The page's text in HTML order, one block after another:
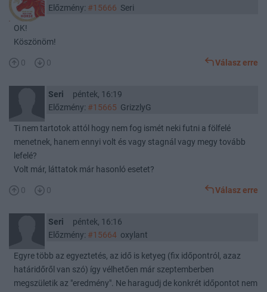
Előzmény: #15666 Seri
OK!
Köszönöm!
0 0 Válasz erre
Seri
péntek, 16:19
Előzmény: #15665 GrizzlyG
Ti nem tartotok attól hogy nem fog ismét neki futni a fölfelé
menetnek, hanem ennyi volt és vagy stagnál vagy megy tovább
lefelé?
Volt már, láttatok már hasonló esetet?
0 0 Válasz erre
Seri
péntek, 16:16
Előzmény: #15664oxylant
Egyre több az egyeztetés, az idő is ketyeg (fix időpontról, azaz
határidőről van szó) így vélhetően már szeptemberben
megszületik az "eredmény". Ne haragudj de konkrét időpontot nem